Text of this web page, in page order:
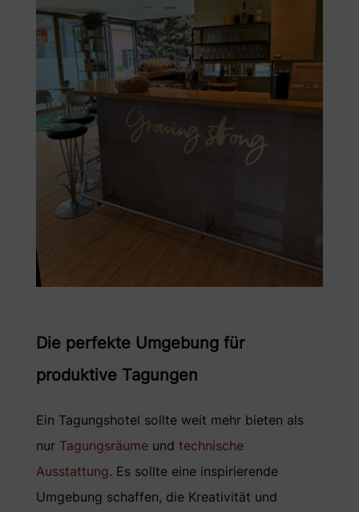
Die perfekte Umgebung für
produktive Tagungen
Ein Tagungshotel sollte weit mehr bieten als
nur Tagungsräumeund technische
Ausstattung. Es sollte eine inspirierende
Umgebung schaffen, die Kreativität und